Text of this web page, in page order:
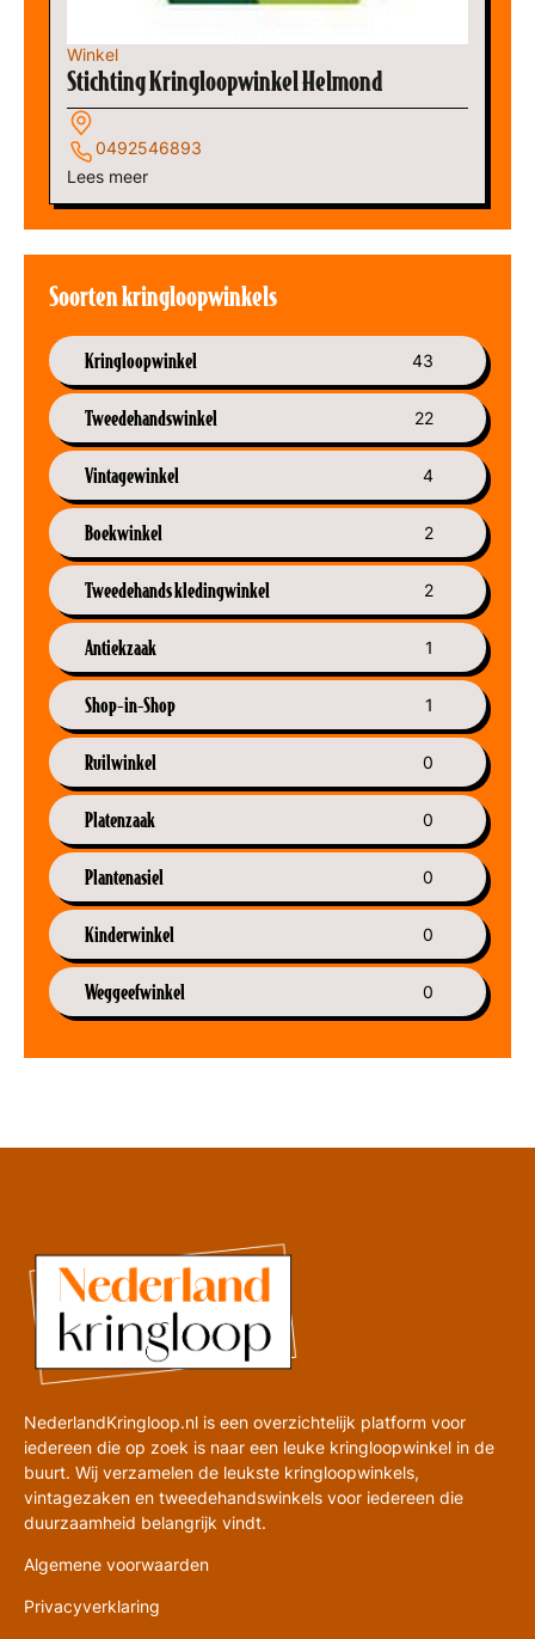
Winkel
Stichting Kringloopwinkel Helmond
0492546893
Lees meer
Soorten kringloopwinkels
Kringloopwinkel 43
Tweedehandswinkel 22
Vintagewinkel 4
Boekwinkel 2
Tweedehands kledingwinkel 2
Antiekzaak 1
Shop-in-Shop 1
Ruilwinkel 0
Platenzaak 0
Plantenasiel 0
Kinderwinkel 0
Weggeefwinkel 0
NederlandKringloop.nl is een overzichtelijk platform voor
iedereen die op zoek is naar een leuke kringloopwinkel in de
buurt. Wij verzamelen de leukste kringloopwinkels,
vintagezaken en tweedehandswinkels voor iedereen die
duurzaamheid belangrijk vindt.
Algemene voorwaarden
Privacyverklaring